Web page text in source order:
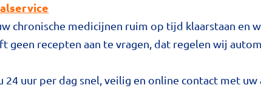
chronische medicijnen ruim op tijd klaarstaan en
geen recepten aan te vragen, dat regelen wij
uur per dag snel, veilig en online contact met